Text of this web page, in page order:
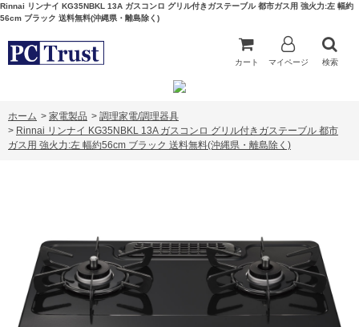
Rinnai リンナイ KG35NBKL 13A ガスコンロ グリル付きガステーブル 都市ガス用 強火力:左 幅約
56cm ブラック 送料無料(沖縄県・離島除く)
カート マイページ 検索
ホーム > 家電製品 > 調理家電/調理器具
> Rinnai リンナイ KG35NBKL 13A ガスコンロ グリル付きガステーブル 都市
ガス用 強火力:左 幅約56cm ブラック 送料無料(沖縄県・離島除く)